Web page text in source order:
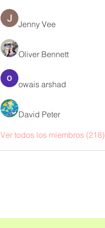
Jenny Vee
Oliver Bennett
owais arshad
David Peter
Ver todos los miembros (218)